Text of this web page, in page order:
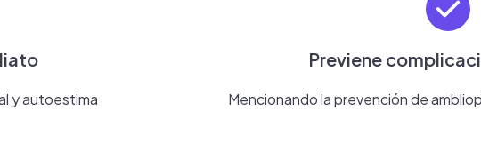
y autoestima
Previene
Mencionando la prevención de